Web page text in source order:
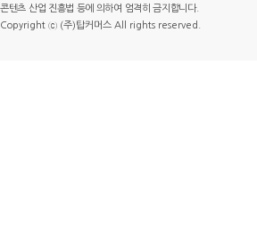
콘텐츠 산업 진흥법 등에 의하여 엄격히 금지합니다.
Copyright ⓒ (주)탑커머스 All rights reserved.